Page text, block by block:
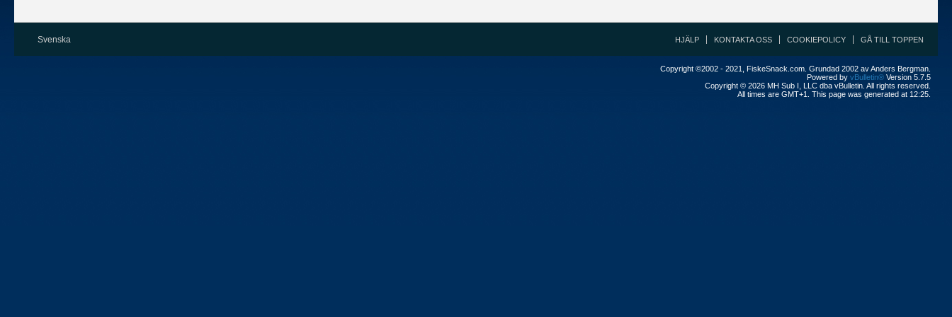
Svenska HJÄLP KONTAKTA OSS COOKIEPOLICY GÅ TILL TOPPEN
Copyright ©2002 - 2021, FiskeSnack.com. Grundad 2002 av Anders Bergman.
Powered by vBulletin® Version 5.7.5
Copyright © 2026 MH Sub I, LLC dba vBulletin. All rights reserved.
All times are GMT+1. This page was generated at 12:25.